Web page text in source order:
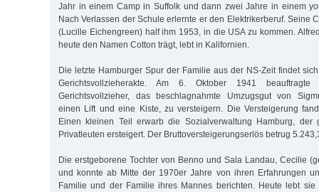
Jahr in einem Camp in Suffolk und dann zwei Jahre in einem
Nach Verlassen der Schule erlernte er den Elektrikerberuf. Seine
(Lucille Eichengreen) half ihm 1953, in die USA zu kommen.
heute den Namen Cotton trägt, lebt in Kalifornien.
Die letzte Hamburger Spur der Familie aus der NS-Zeit findet
Gerichtsvollzieherakte. Am 6. Oktober 1941
Gerichtsvollzieher, das beschlagnahmte Umzugsgut von
einen Lift und eine Kiste, zu versteigern. Die Versteigerung
Einen kleinen Teil erwarb die Sozialverwaltung Hamburg, der
Privatleuten ersteigert. Der Bruttoversteigerungserlös betrug
Die erstgeborene Tochter von Benno und Sala Landau, Cecilie
und konnte ab Mitte der 1970er Jahre von ihren Erfahrungen
Familie und der Familie ihres Mannes berichten. Heute lebt